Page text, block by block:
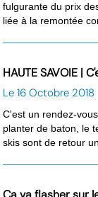
fulgurante du prix
liée à la remontée
HAUTE SAVOIE |
Le 16 Octobre 2018
C'est un rendez-
planter de baton, le
skis sont de retour